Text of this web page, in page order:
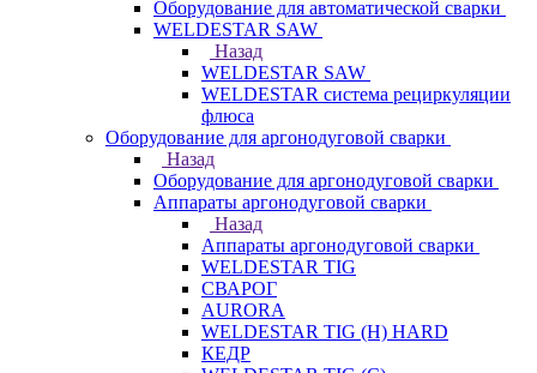
Оборудование для автоматической сварки
WELDESTAR SAW
Назад
WELDESTAR SAW
WELDESTAR система рециркуляции
флюса
Оборудование для аргонодуговой сварки
Назад
Оборудование для аргонодуговой сварки
Аппараты аргонодуговой сварки
Назад
Аппараты аргонодуговой сварки
WELDESTAR TIG
СВАРОГ
AURORA
WELDESTAR TIG (H) HARD
КЕДР